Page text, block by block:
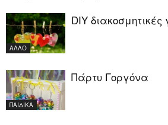
ΑΛΛΟ
DIY
ΠΑΙΔΙΚΑ
Πάρτυ Γοργόνα